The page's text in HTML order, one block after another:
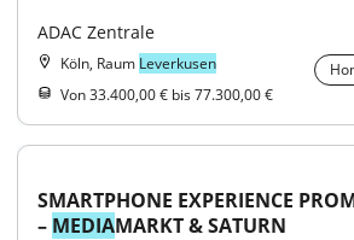
ADAC Zentrale
Köln, Raum Leverkusen
Von 33.400,00 € bis 77.300,00 €
SMARTPHONE EXPERIENCE
– MEDIAMARKT & SATURN